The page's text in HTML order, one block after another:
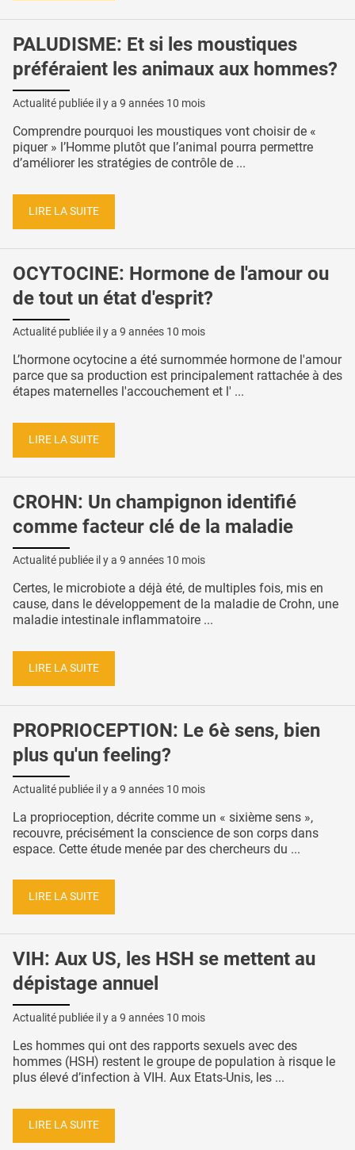
PALUDISME: Et si les moustiques
préféraient les animaux aux hommes?
Actualité publiée il y a 9 années 10 mois
Comprendre pourquoi les moustiques vont choisir de «
piquer » l’Homme plutôt que l’animal pourra permettre
d’améliorer les stratégies de contrôle de ...
LIRE LA SUITE
OCYTOCINE: Hormone de l'amour ou
de tout un état d'esprit?
Actualité publiée il y a 9 années 10 mois
L’hormone ocytocine a été surnommée hormone de l'amour
parce que sa production est principalement rattachée à des
étapes maternelles l'accouchement et l' ...
LIRE LA SUITE
CROHN: Un champignon identifié
comme facteur clé de la maladie
Actualité publiée il y a 9 années 10 mois
Certes, le microbiote a déjà été, de multiples fois, mis en
cause, dans le développement de la maladie de Crohn, une
maladie intestinale inflammatoire ...
LIRE LA SUITE
PROPRIOCEPTION: Le 6è sens, bien
plus qu'un feeling?
Actualité publiée il y a 9 années 10 mois
La proprioception, décrite comme un « sixième sens »,
recouvre, précisément la conscience de son corps dans
espace. Cette étude menée par des chercheurs du ...
LIRE LA SUITE
VIH: Aux US, les HSH se mettent au
dépistage annuel
Actualité publiée il y a 9 années 10 mois
Les hommes qui ont des rapports sexuels avec des
hommes (HSH) restent le groupe de population à risque le
plus élevé d’infection à VIH. Aux Etats-Unis, les ...
LIRE LA SUITE